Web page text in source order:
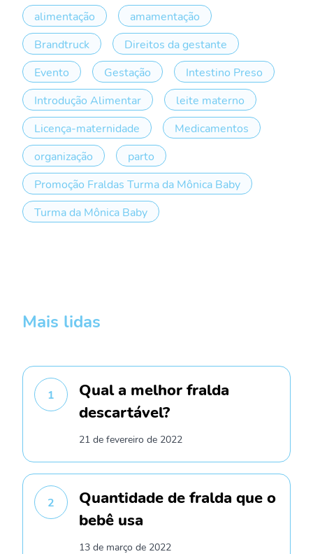
alimentação
amamentação
Brandtruck
Direitos da gestante
Evento
Gestação
Intestino Preso
Introdução Alimentar
leite materno
Licença-maternidade
Medicamentos
organização
parto
Promoção Fraldas Turma da Mônica Baby
Turma da Mônica Baby
Mais lidas
1
Qual a melhor fralda
descartável?
21 de fevereiro de 2022
2
Quantidade de fralda que o
bebê usa
13 de março de 2022